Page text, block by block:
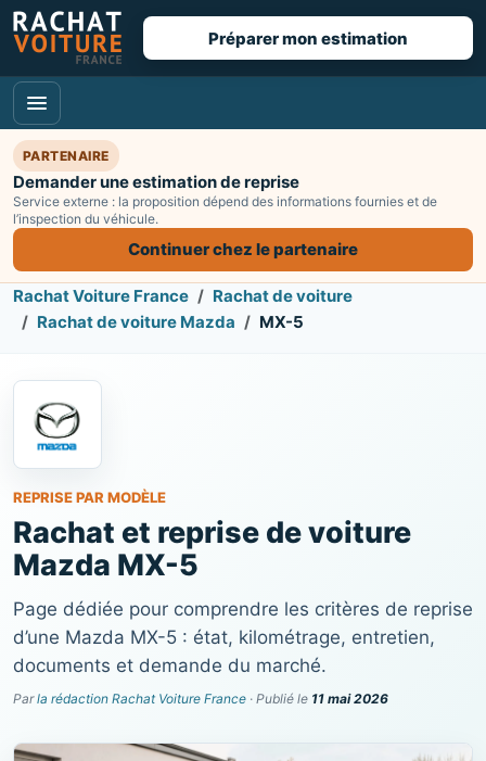
Préparer mon estimation
PARTENAIRE
Demander une estimation de reprise
Service externe : la proposition dépend des informations fournies et de
l’inspection du véhicule.
Continuer chez le partenaire
Rachat Voiture France
Rachat de voiture
Rachat de voiture Mazda
MX-5
REPRISE PAR MODÈLE
Rachat et reprise de voiture
Mazda MX-5
Page dédiée pour comprendre les critères de reprise
d’une Mazda MX-5 : état, kilométrage, entretien,
documents et demande du marché.
Parla rédaction Rachat Voiture France · Publié le 11 mai 2026